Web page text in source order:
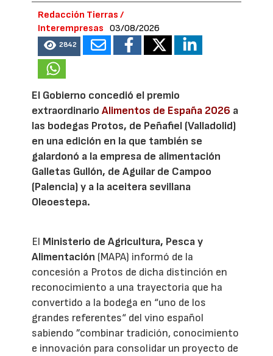
Redacción Tierras /
Interempresas
03/08/2026
2842
El Gobierno concedió el premio
extraordinarioAlimentos de España 2026 a
las bodegas Protos, de Peñafiel (Valladolid)
en una edición en la que también se
galardonó a la empresa de alimentación
Galletas Gullón, de Aguilar de Campoo
(Palencia) y a la aceitera sevillana
Oleoestepa.
El Ministerio de Agricultura, Pesca y
Alimentación (MAPA) informó de la
concesión a Protos de dicha distinción en
reconocimiento a una trayectoria que ha
convertido a la bodega en “uno de los
grandes referentes“ del vino español
sabiendo ”combinar tradición, conocimiento
e innovación para consolidar un proyecto de